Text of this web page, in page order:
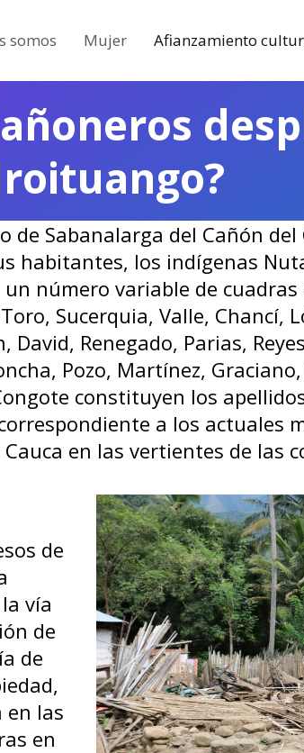
somos Mujer Afianzamiento
Sabanalarga del Cañón del
habitantes, los indígenas
número variable de
Sucerquia, Valle, Chancí,
Renegado, Parias,
Pozo, Martínez,
constituyen los
a los actuales
en las vertientes de las
de
vía
de
de
en las
en